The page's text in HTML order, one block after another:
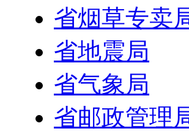
省烟草专卖
省地震局
省气象局
省邮政管理